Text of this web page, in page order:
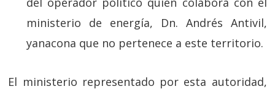
ministerio de energía, Dn. Andrés Antivil,
yanacona que no pertenece a este territorio.
El ministerio representado por esta autoridad,